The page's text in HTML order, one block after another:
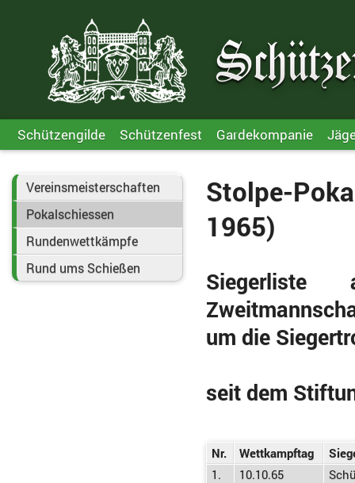
Schützengilde Schützenfest Gardekompanie
Stolpe-
1965)
Siegerliste
um die
seit dem
Nr. Wettkampftag
1.
10.10.65
Vereinsmeisterschaften
Pokalschiessen
Rundenwettkämpfe
Rund ums Schießen